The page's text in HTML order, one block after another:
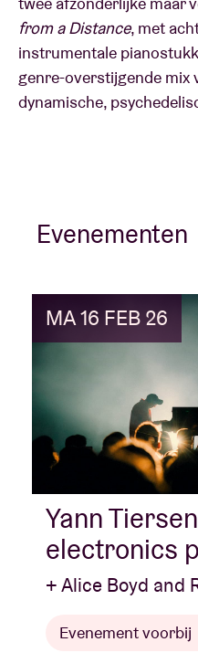
from a Distance, met
instrumentale
genre-overstijgende mix
dynamische,
Evenementen
MA 16 FEB 26
Yann
electronics
+ Alice Boyd and
Evenement voorbij